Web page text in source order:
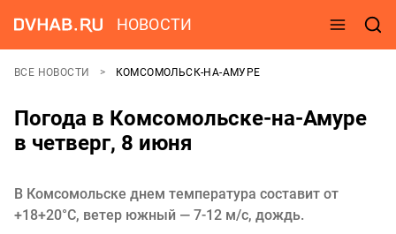
НОВОСТИ
ВСЕ НОВОСТИ КОМСОМОЛЬСК-НА-АМУРЕ
Погода в Комсомольске-на-Амуре
в четверг, 8 июня
В Комсомольске днем температура составит от
+18+20°C, ветер южный — 7-12 м/с, дождь.